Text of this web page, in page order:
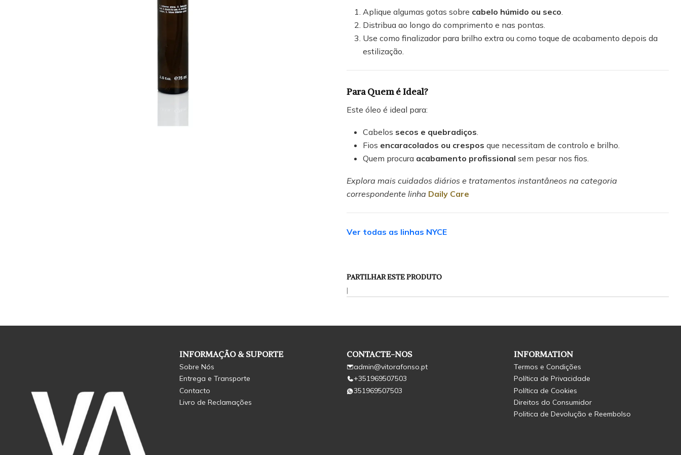
Aplique algumas gotas sobre cabelo húmido ou seco
Distribua ao longo do comprimento e nas pontas.
Use como finalizador para brilho extra ou como toque de acabamento depois da
estilização.
Para Quem é Ideal?
Este óleo é ideal para:
Cabelos secos e quebradiços
Fios encaracolados ou crespos que necessitam de controlo e brilho.
Quem procura acabamento profissional sem pesar nos fios.
Explora mais cuidados diários e tratamentos instantâneos na categoria
correspondente linha Daily Care
Ver todas as linhas NYCE
PARTILHAR ESTE PRODUTO
|
INFORMAÇÃO & SUPORTE
Sobre Nós
Entrega e Transporte
Contacto
Livro de Reclamações
CONTACTE-NOS
admin@vitorafonso.pt
+351969507503
351969507503
INFORMATION
Termos e Condições
Política de Privacidade
Política de Cookies
Direitos do Consumidor
Politica de Devolução e Reembolso